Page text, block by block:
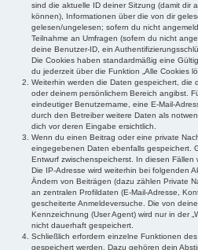
sind die aktuelle ID deiner Sitzung (damit dir
können), Informationen über die von dir
gelesen/ungelesen; sofern du nicht
Teilnahme an Umfragen (sofern du nicht
deine Benutzer-ID, ein
Die Cookies haben standardmäßig eine
du jederzeit über die Funktion „Alle Cookies
Weiterhin werden die Daten gespeichert, die
oder deinem persönlichem Bereich angibst.
eindeutiger Benutzername, eine E-Mail-
durch den Betreiber weitere Daten als
dich vor deren Eingabe ersichtlich.
Wenn du einen Beitrag oder eine private
eingegebenen Daten ebenfalls gespeichert.
Entwurf zwischenspeicherst. In diesen
Die IP-Adresse wird weiterhin bei folgenden
Ändern von Beiträgen (dazu zählen Private
an zentralen Profildaten (E-Mail-Adresse,
gescheiterte Anmeldeversuche. Die von
Kennzeichnung (User Agent) wird nur in der
nicht dauerhaft gespeichert.
Schließlich erfordern einzelne Funktionen
gespeichert werden. Dazu gehören dein